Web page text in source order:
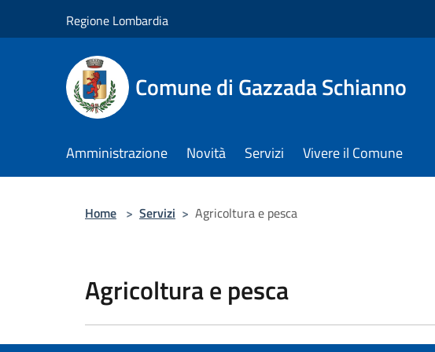
Regione Lombardia
Comune di Gazzada Schianno
Amministrazione Novità Servizi Vivere il Comune
Home > Servizi > Agricoltura e pesca
Agricoltura e pesca